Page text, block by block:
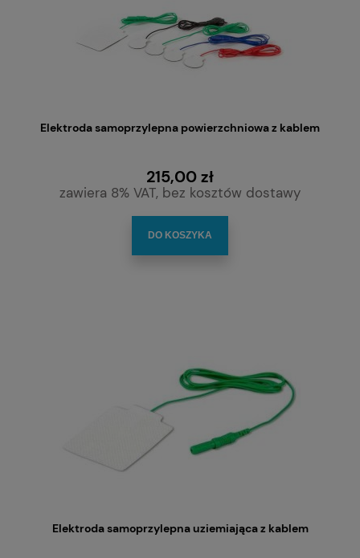
Elektroda samoprzylepna powierzchniowa z kablem
215,00 zł
zawiera 8% VAT, bez kosztów dostawy
DO KOSZYKA
Elektroda samoprzylepna uziemiająca z kablem